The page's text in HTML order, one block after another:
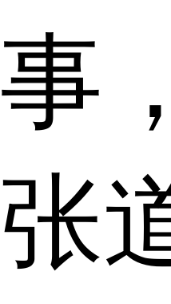
事
张